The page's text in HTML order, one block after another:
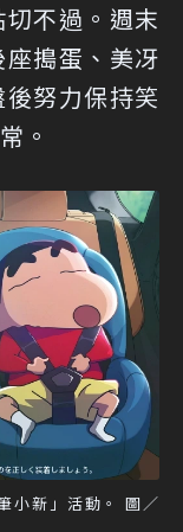
不過。週末
搗蛋、美冴
努力保持笑
。
小新」活動。 圖／